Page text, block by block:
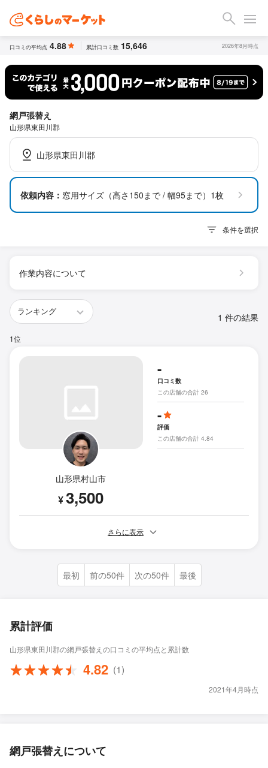
口コミの平均点 4.88 累計口コミ数 15,646 2026年8月時点
網戸張替え
山形県東田川郡
山形県東田川郡
依頼内容： 窓用サイズ（高さ150まで / 幅95まで）1枚
条件を選択
作業内容について
1 件の結果
1位
山形県村山市
¥3,500
-
口コミ数
この店舗の合計 26
-
評価
この店舗の合計 4.84
さらに表示
最初 前の50件 次の50件 最後
累計評価
山形県東田川郡の網戸張替えの口コミの平均点と累計数
4.82 (1)
2021年4月時点
網戸張替えについて